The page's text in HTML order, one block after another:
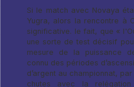
Si le match avec Novaya
Yugra, alors la rencontre à
significative. le fait, que «
une sorte de test décisif
mesure de la puissance
connu des périodes
d’argent au championnat,
chutes avec la